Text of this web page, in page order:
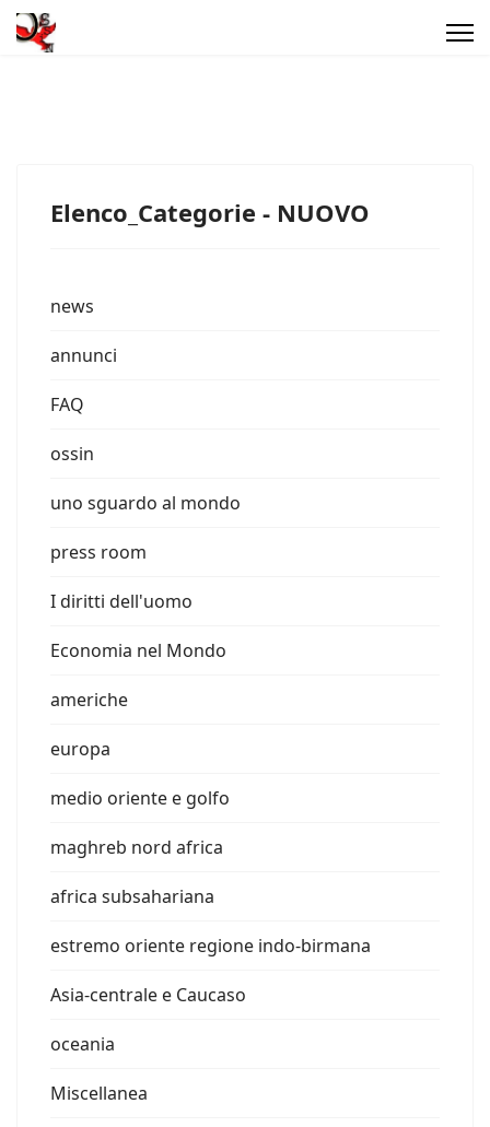
Elenco_Categorie - NUOVO
news
annunci
FAQ
ossin
uno sguardo al mondo
press room
I diritti dell'uomo
Economia nel Mondo
americhe
europa
medio oriente e golfo
maghreb nord africa
africa subsahariana
estremo oriente regione indo-birmana
Asia-centrale e Caucaso
oceania
Miscellanea